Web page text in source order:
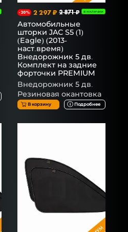
-20% 2 297 ₽ 2 871 ₽ В НАЛИЧИИ
Автомобильные
шторки JAC S5 (1)
(Eagle) (2013-
наст.время)
Внедорожник 5 дв.
Комплект на задние
форточки PREMIUM
Внедорожник 5 дв.
Резиновая окантовка
В корзину Подробнее